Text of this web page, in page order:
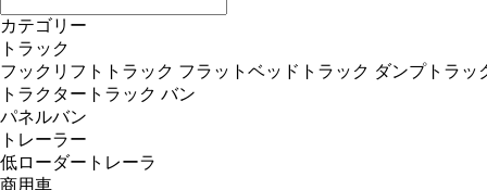
カテゴリー
トラック
フックリフトトラック フラットベッドトラック ダンプトラッ
トラクタートラック バン
パネルバン
トレーラー
低ローダートレーラ
商用車